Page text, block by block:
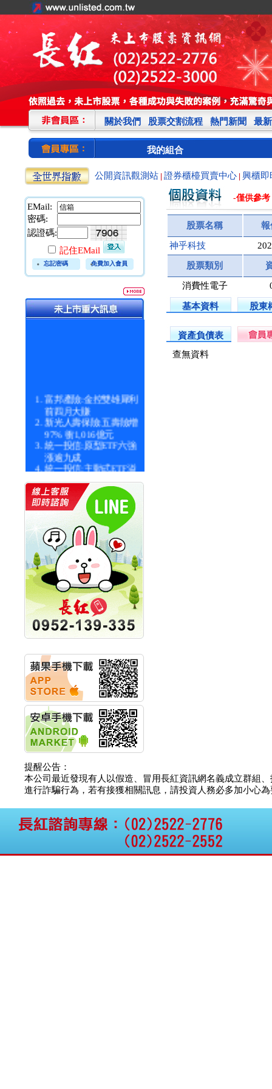
關於我們 股票交割流程 熱門新聞 最
我的組合
公開資訊觀測站 證券櫃檯買賣中心 興櫃即
EMail:
密碼:
認證碼:
記住EMail
忘記密碼 免費加入會員
富邦產險:金控雙雄犀利
前四月大賺
新光人壽保險:五壽險增
97% 衝1,016億元
統一投信:原型ETF六強
漲逾九成
統一投信:主動式ETF溢
新光人壽保險:新壽Q1外
價金將達996億
宇辰系統科技:宇辰業績
創新高 啟動興櫃轉上櫃
計畫
明緯企業:明緯永續科技
競賽 以電源驅動善的力
量
秀育企業:秀育SHO-U儲
能系統 獲國內首張CNS
認證
聯博投信:聯博00404A
從容擁抱台股主流
華旭先進:代重要子公司
公告董事會通過發言人
及代理發
華旭先進:代重要子公司
碩通散熱股份有限公司
公告董事會決議發行員
工認股權
華旭先進:代重要子公司
碩通散熱股份有限公司
公告董事會追認113年
向關係
華旭先進:代重要子公司
碩通散熱股份有限公司
權資產
仁新醫藥:代重要子公司
BeliteBio,Inc公告受邀參
巨生生醫:公告本公司
-僅供參考
股票名稱 報
神乎科技
股票類別
消費性電子
基本資料 股東
資產負債表
查無資料
提醒公告：
本公司最近發現有人以假造、冒用長紅資訊網名義成立群組
進行詐騙行為，若有接獲相關訊息，請投資人務必多加小心